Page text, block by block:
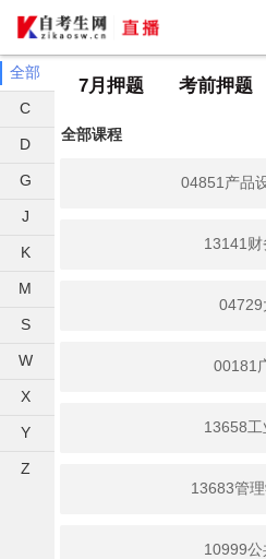
全部
C
D
G
J
K
M
S
W
X
Y
Z
7月押题 考前押题
全部课程
04851产品
13141
04729
00181
13658
13683管
10999